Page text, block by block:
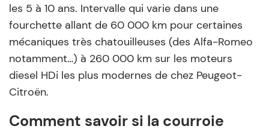
les 5 à 10 ans. Intervalle qui varie dans une
fourchette allant de 60 000 km pour certaines
mécaniques très chatouilleuses (des Alfa-Romeo
notamment…) à 260 000 km sur les moteurs
diesel HDi les plus modernes de chez Peugeot-
Citroën.
Comment savoir si la courroie